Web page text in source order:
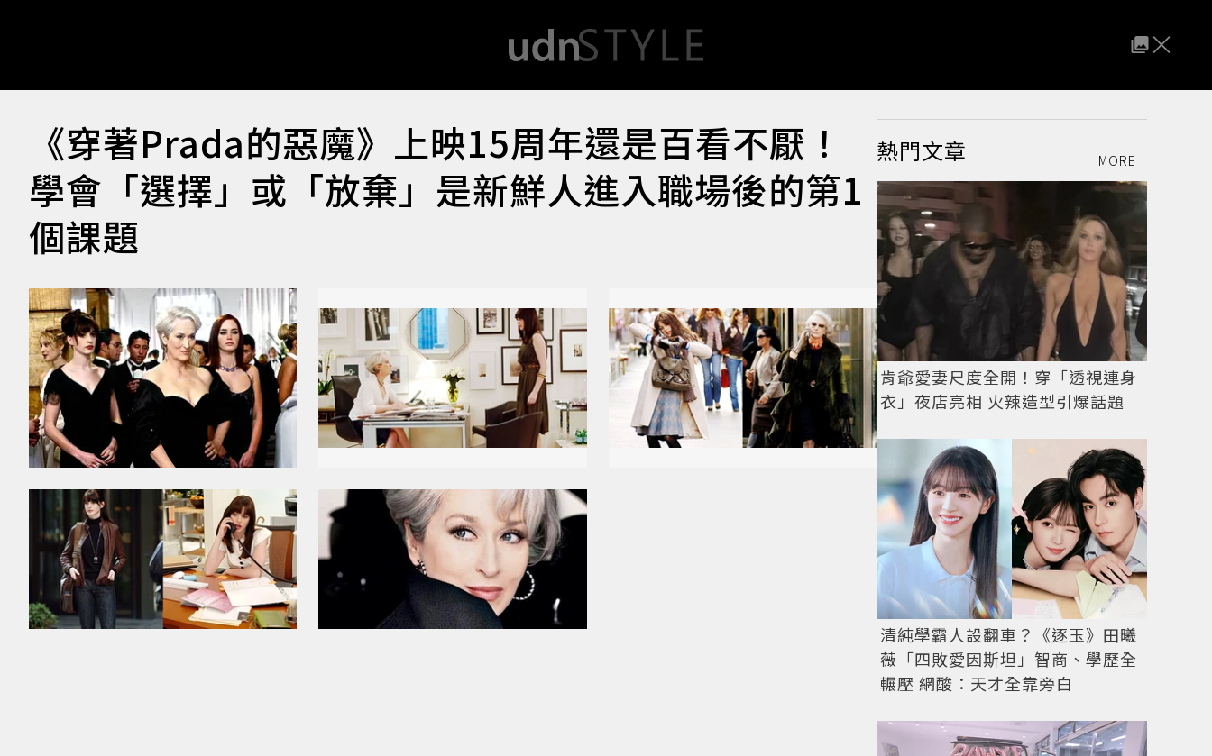
《穿著Prada的惡魔》上映15周年還是百看不厭！
學會「選擇」或「放棄」是新鮮人進入職場後的第1
個課題
熱門文章 MORE
肯爺愛妻尺度全開！穿「透視連身
衣」夜店亮相 火辣造型引爆話題
清純學霸人設翻車？《逐玉》田曦
薇「四敗愛因斯坦」智商、學歷全
輾壓 網酸：天才全靠旁白